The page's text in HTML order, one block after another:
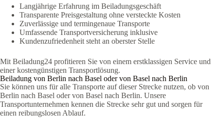
Langjährige Erfahrung im Beiladungsgeschäft
Transparente Preisgestaltung ohne versteckte Kosten
Zuverlässige und termingenaue Transporte
Umfassende Transportversicherung inklusive
Kundenzufriedenheit steht an oberster Stelle
Mit Beiladung24 profitieren Sie von einem erstklassigen Service und
einer kostengünstigen Transportlösung.
Beiladung von Berlin nach Basel oder von Basel nach Berlin
Sie können uns für alle Transporte auf dieser Strecke nutzen, ob von
Berlin nach Basel oder von Basel nach Berlin. Unsere
Transportunternehmen kennen die Strecke sehr gut und sorgen für
einen reibungslosen Ablauf.